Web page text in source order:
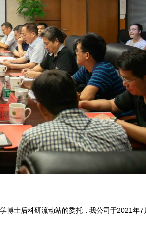
博士后科研流动站的委托，我公司于2021年7